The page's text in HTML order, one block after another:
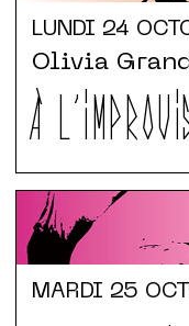
LUNDI 24
À
Olivia
MARDI 25